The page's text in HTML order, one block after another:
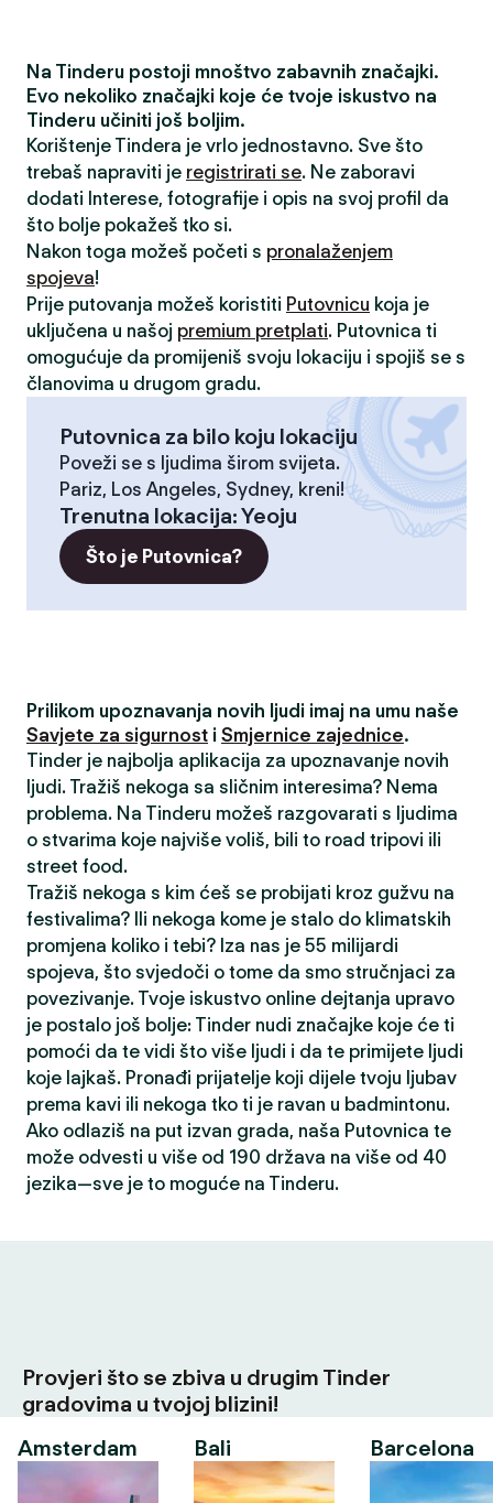
Na Tinderu postoji mnoštvo zabavnih značajki.
Evo nekoliko značajki koje će tvoje iskustvo na
Tinderu učiniti još boljim.
Korištenje Tindera je vrlo jednostavno. Sve što
trebaš napraviti je registrirati se. Ne zaboravi
dodati Interese, fotografije i opis na svoj profil da
što bolje pokažeš tko si.
Nakon toga možeš početi s pronalaženjem
spojeva!
Prije putovanja možeš koristiti Putovnicu koja je
uključena u našoj premium pretplati. Putovnica ti
omogućuje da promijeniš svoju lokaciju i spojiš se s
članovima u drugom gradu.
Putovnica za bilo koju lokaciju
Poveži se s ljudima širom svijeta.
Pariz, Los Angeles, Sydney, kreni!
Trenutna lokacija:Yeoju
Što je Putovnica?
Prilikom upoznavanja novih ljudi imaj na umu naše
Savjete za sigurnost i Smjernice zajednice.
Tinder je najbolja aplikacija za upoznavanje novih
ljudi. Tražiš nekoga sa sličnim interesima? Nema
problema. Na Tinderu možeš razgovarati s ljudima
o stvarima koje najviše voliš, bili to road tripovi ili
street food.
Tražiš nekoga s kim ćeš se probijati kroz gužvu na
festivalima? Ili nekoga kome je stalo do klimatskih
promjena koliko i tebi? Iza nas je 55 milijardi
spojeva, što svjedoči o tome da smo stručnjaci za
povezivanje. Tvoje iskustvo online dejtanja upravo
je postalo još bolje: Tinder nudi značajke koje će ti
pomoći da te vidi što više ljudi i da te primijete ljudi
koje lajkaš. Pronađi prijatelje koji dijele tvoju ljubav
prema kavi ili nekoga tko ti je ravan u badmintonu.
Ako odlaziš na put izvan grada, naša Putovnica te
može odvesti u više od 190 država na više od 40
jezika—sve je to moguće na Tinderu.
Provjeri što se zbiva u drugim Tinder
gradovima u tvojoj blizini!
Amsterdam
Bali Barcelona